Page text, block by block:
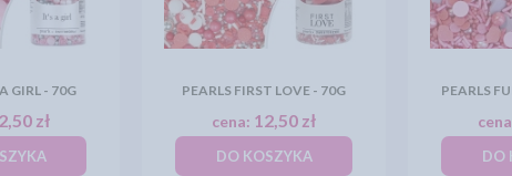
GIRL - 70G
zł
PEARLS FIRST LOVE - 70G
cena: 12,50 zł
DO KOSZYKA
PEARLS
DO